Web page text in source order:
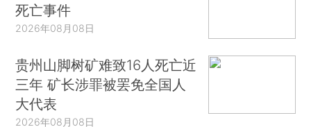
死亡事件
2026年08月08日
贵州山脚树矿难致16人死亡近
三年 矿长涉罪被罢免全国人
大代表
2026年08月08日